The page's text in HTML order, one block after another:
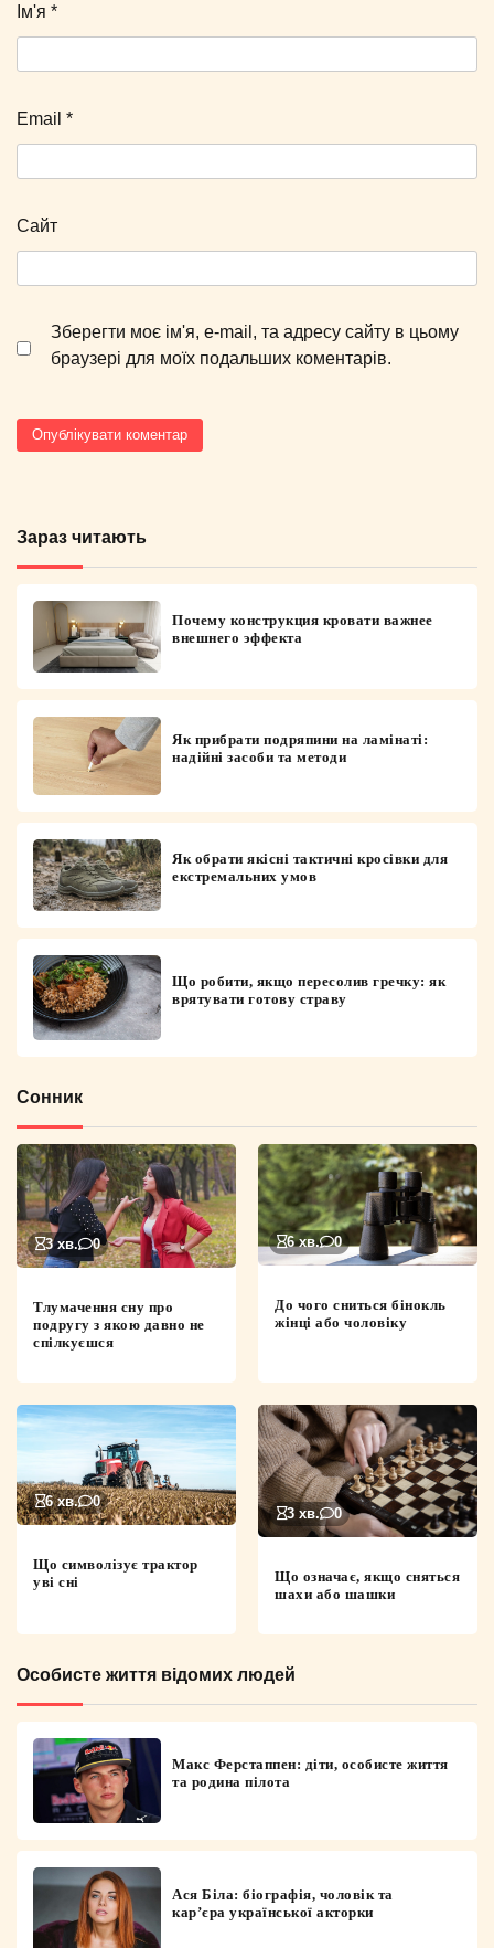
Ім'я *
Email *
Сайт
Зберегти моє ім'я, e-mail, та адресу сайту в цьому
браузері для моїх подальших коментарів.
Зараз читають
Почему конструкция кровати важнее
внешнего эффекта
Як прибрати подряпини на ламінаті:
надійні засоби та методи
Як обрати якісні тактичні кросівки для
екстремальних умов
Що робити, якщо пересолив гречку: як
врятувати готову страву
Сонник
3 хв. 0
Тлумачення сну про
подругу з якою давно не
спілкуєшся
6 хв. 0
До чого сниться бінокль
жінці або чоловіку
6 хв. 0
Що символізує трактор
уві сні
3 хв. 0
Що означає, якщо сняться
шахи або шашки
Особисте життя відомих людей
Макс Ферстаппен: діти, особисте життя
та родина пілота
Ася Біла: біографія, чоловік та
кар’єра української акторки